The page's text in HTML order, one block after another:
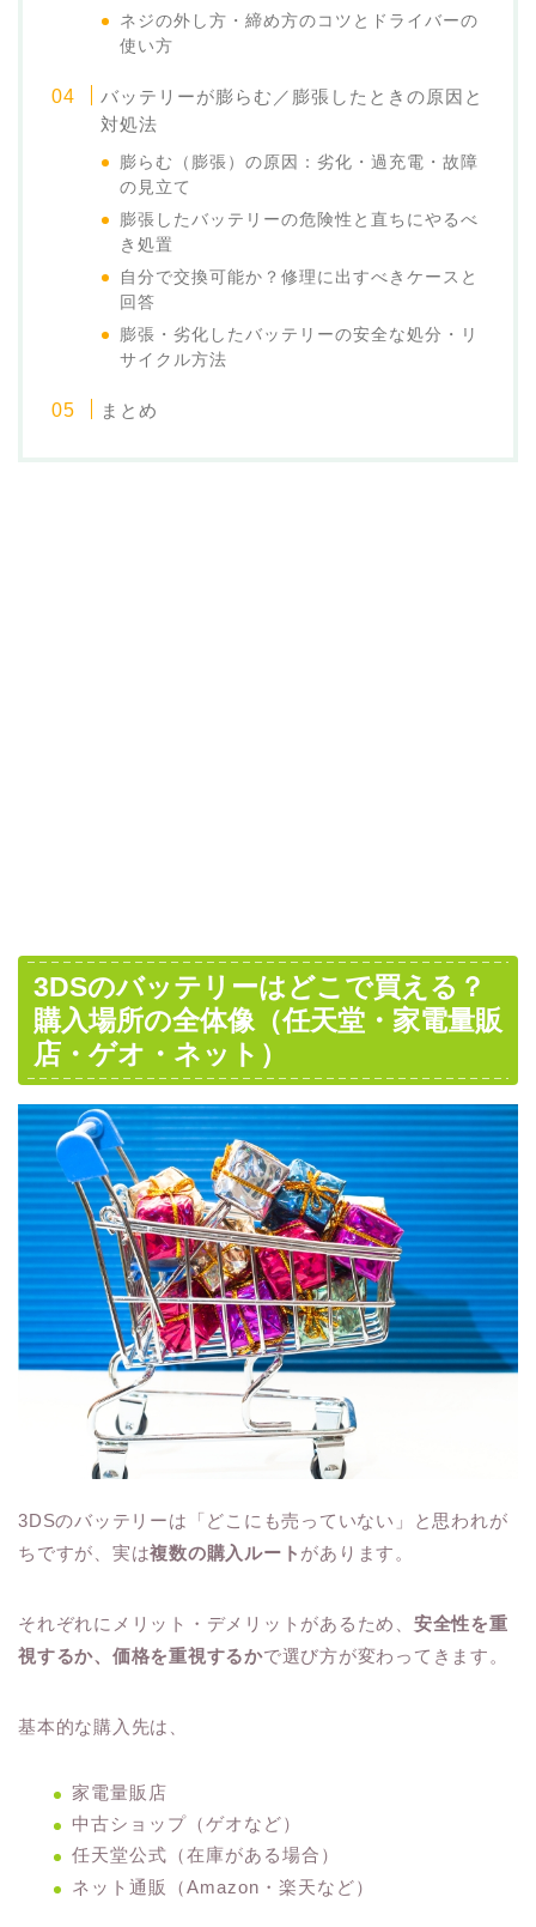
ネジの外し方・締め方のコツとドライバーの
使い方
バッテリーが膨らむ／膨張したときの原因と
対処法
膨らむ（膨張）の原因：劣化・過充電・故障
の見立て
膨張したバッテリーの危険性と直ちにやるべ
き処置
自分で交換可能か？修理に出すべきケースと
回答
膨張・劣化したバッテリーの安全な処分・リ
サイクル方法
まとめ
3DSのバッテリーはどこで買える？
購入場所の全体像（任天堂・家電量販
店・ゲオ・ネット）
3DSのバッテリーは「どこにも売っていない」と思われが
ちですが、実は複数の購入ルート があります。
それぞれにメリット・デメリットがあるため、 安全性を重
視するか、価格を重視するかで選び方が変わってきます。
基本的な購入先は、
家電量販店
中古ショップ（ゲオなど）
任天堂公式（在庫がある場合）
ネット通販（Amazon・楽天など）